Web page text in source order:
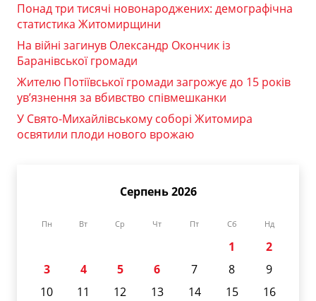
Понад три тисячі новонароджених: демографічна
статистика Житомирщини
На війні загинув Олександр Окончик із
Баранівської громади
Жителю Потіївської громади загрожує до 15 років
ув’язнення за вбивство співмешканки
У Свято-Михайлівському соборі Житомира
освятили плоди нового врожаю
Серпень 2026
Пн Вт Ср Чт Пт Сб Нд
1
2
3
4 5 6 7 8
9
10
11 12 13 14 15
16